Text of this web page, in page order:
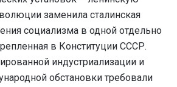
заменила сталинская
социализма в одной отдельно
в Конституции СССР.
индустриализации и
обстановки требовали